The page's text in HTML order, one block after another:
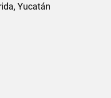
Yucatán